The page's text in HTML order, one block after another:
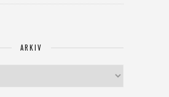
ARKIV